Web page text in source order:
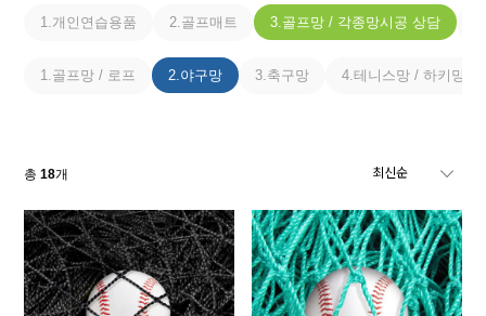
1.개인연습용품 2.골프매트 3.골프망 / 각종망시공 상담
1.골프망 / 로프 2.야구망 3.축구망 4.테니스망 / 하키망
총18개